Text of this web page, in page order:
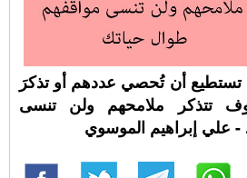
أن تُحصي عددهم أو تذكرَ
تتذكر ملامحهم ولن تنسى
علي إبراهيم الموسوي